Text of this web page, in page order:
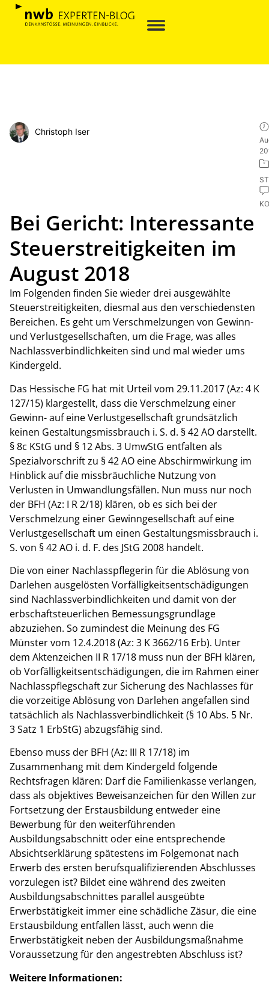
Christoph Iser
Bei Gericht: Interessante
Steuerstreitigkeiten im
August 2018
Im Folgenden finden Sie wieder drei ausgewählte
Steuerstreitigkeiten, diesmal aus den verschiedensten
Bereichen. Es geht um Verschmelzungen von Gewinn-
und Verlustgesellschaften, um die Frage, was alles
Nachlassverbindlichkeiten sind und mal wieder ums
Kindergeld.
Das Hessische FG hat mit Urteil vom 29.11.2017 (Az: 4 K
127/15) klargestellt, dass die Verschmelzung einer
Gewinn- auf eine Verlustgesellschaft grundsätzlich
keinen Gestaltungsmissbrauch i. S. d. § 42 AO darstellt.
§ 8c KStG und § 12 Abs. 3 UmwStG entfalten als
Spezialvorschrift zu § 42 AO eine Abschirmwirkung im
Hinblick auf die missbräuchliche Nutzung von
Verlusten in Umwandlungsfällen. Nun muss nur noch
der BFH (Az: I R 2/18) klären, ob es sich bei der
Verschmelzung einer Gewinngesellschaft auf eine
Verlustgesellschaft um einen Gestaltungsmissbrauch i.
S. von § 42 AO i. d. F. des JStG 2008 handelt.
Die von einer Nachlasspflegerin für die Ablösung von
Darlehen ausgelösten Vorfälligkeitsentschädigungen
sind Nachlassverbindlichkeiten und damit von der
erbschaftsteuerlichen Bemessungsgrundlage
abzuziehen. So zumindest die Meinung des FG
Münster vom 12.4.2018 (Az: 3 K 3662/16 Erb). Unter
dem Aktenzeichen II R 17/18 muss nun der BFH klären,
ob Vorfälligkeitsentschädigungen, die im Rahmen einer
Nachlasspflegschaft zur Sicherung des Nachlasses für
die vorzeitige Ablösung von Darlehen angefallen sind
tatsächlich als Nachlassverbindlichkeit (§ 10 Abs. 5 Nr.
3 Satz 1 ErbStG) abzugsfähig sind.
Ebenso muss der BFH (Az: III R 17/18) im
Zusammenhang mit dem Kindergeld folgende
Rechtsfragen klären: Darf die Familienkasse verlangen,
dass als objektives Beweisanzeichen für den Willen zur
Fortsetzung der Erstausbildung entweder eine
Bewerbung für den weiterführenden
Ausbildungsabschnitt oder eine entsprechende
Absichtserklärung spätestens im Folgemonat nach
Erwerb des ersten berufsqualifizierenden Abschlusses
vorzulegen ist? Bildet eine während des zweiten
Ausbildungsabschnittes parallel ausgeübte
Erwerbstätigkeit immer eine schädliche Zäsur, die eine
Erstausbildung entfallen lässt, auch wenn die
Erwerbstätigkeit neben der Ausbildungsmaßnahme
Voraussetzung für den angestrebten Abschluss ist?
Weitere Informationen: